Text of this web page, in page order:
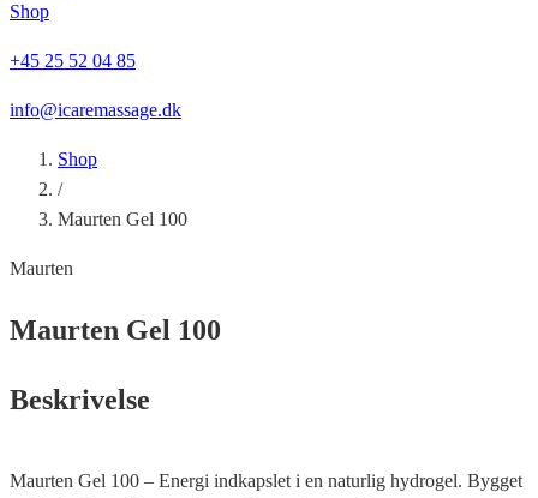
Shop
+45 25 52 04 85
info@icaremassage.dk
Shop
/
Maurten Gel 100
Maurten
Maurten Gel 100
Beskrivelse
Maurten Gel 100 – Energi indkapslet i en naturlig hydrogel. Bygget